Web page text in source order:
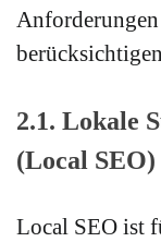
Anforderungen
2.1. Lokale
(Local SEO)
Local SEO ist